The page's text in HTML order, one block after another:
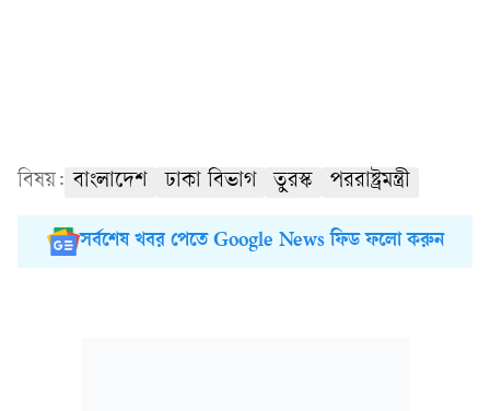
বিষয়: বাংলাদেশ ঢাকা বিভাগ তুরস্ক পররাষ্ট্রমন্ত্রী
সর্বশেষ খবর পেতে Google News ফিড ফলো করুন